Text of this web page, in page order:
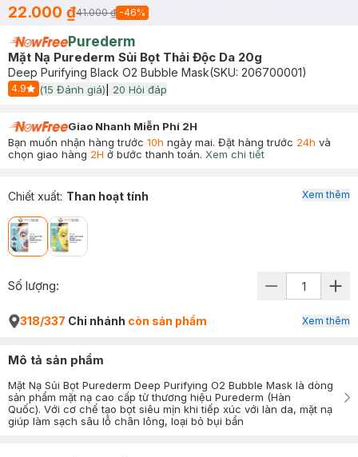
22.000 ₫41.000 ₫ -46%
Purederm
Mặt Nạ Purederm Sủi Bọt Thải Độc Da 20g
Deep Purifying Black O2 Bubble Mask(SKU: 206700001)
4.9
Start Icon
(15 Đánh giá) 20 Hỏi đáp
Giao Nhanh Miễn Phí 2H
Bạn muốn nhận hàng trước 10h ngày mai. Đặt hàng trước 24h và
chọn giao hàng 2H ở bước thanh toán. Xem chi tiết
Chiết xuất: Than hoạt tính Xem thêm
Số lượng:
318/337 Chi nhánh còn sản phẩm Xem thêm
Mô tả sản phẩm
Mặt Nạ Sủi Bọt Purederm Deep Purifying O2 Bubble Mask là dòng
sản phẩm mặt nạ cao cấp từ thương hiệu Purederm (Hàn
Quốc). Với cơ chế tạo bọt siêu mịn khi tiếp xúc với làn da, mặt nạ
giúp làm sạch sâu lỗ chân lông, loại bỏ bụi bẩn